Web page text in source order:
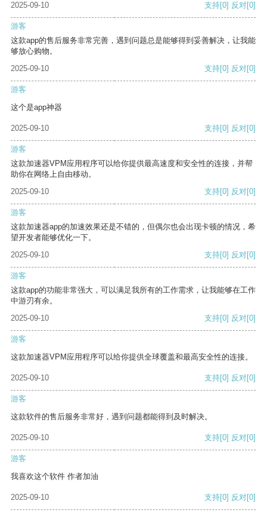
2025-09-10
支持[0] 反对[0]
游客
这款app的售后服务非常完善，遇到问题总是能够得到妥善解决，让我能
够放心购物。
2025-09-10
支持[0] 反对[0]
游客
这个是app神器
2025-09-10 支持[0] 反对[0]
游客
这款加速器VPM应用程序可以给你提供最高速度和安全性的连接，并帮
助你在网络上自由移动。
2025-09-10
支持[0] 反对[0]
游客
这款加速器app的加速效果还是不错的，但偶尔也会出现卡顿的情况，希
望开发者能够优化一下。
2025-09-10
支持[0] 反对[0]
游客
这款app的功能非常强大，可以满足我所有的工作需求，让我能够在工作
中游刃有余。
2025-09-10
支持[0] 反对[0]
游客
这款加速器VPM应用程序可以给你提供全球覆盖和最高安全性的连接。
2025-09-10 支持[0] 反对[0]
游客
这款软件的售后服务非常好，遇到问题都能得到及时解决。
2025-09-10 支持[0] 反对[0]
游客
我喜欢这个软件 作者加油
2025-09-10 支持[0] 反对[0]